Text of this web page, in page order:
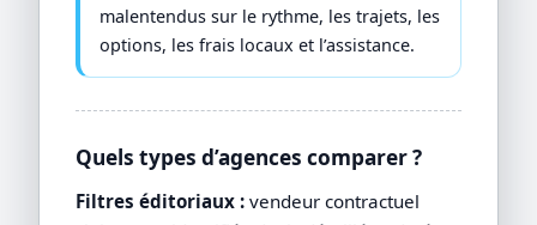
malentendus sur le rythme, les trajets, les
options, les frais locaux et l’assistance.
Quels types d’agences comparer ?
Filtres éditoriaux : vendeur contractuel